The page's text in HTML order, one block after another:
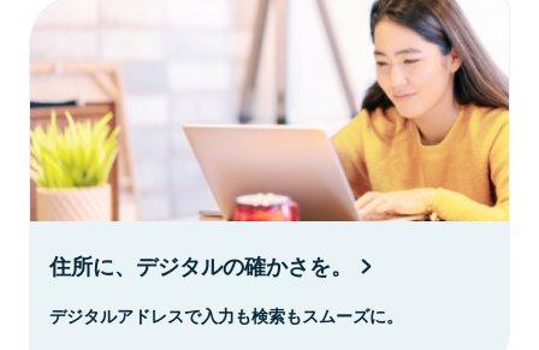
住所に、デジタルの確かさを。
デジタルアドレスで入力も検索もスムーズに。